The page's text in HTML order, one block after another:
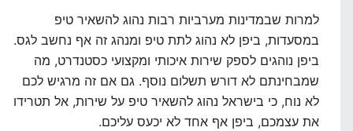
למרות שבמדינות מערביות רבות נהוג להשאיר טיפ
במסעדות, ביפן לא נהוג לתת טיפ ומנהג זה אף נחשב לגס.
ביפן נוהגים לספק שירות איכותי ומקצועי כסטנדרט, מה
שמבחינתם לא דורש תשלום נוסף. גם אם זה מרגיש לכם
לא נוח, כי בישראל נהוג להשאיר טיפ על שירות, אל תטרידו
את עצמכם, ביפן אף אחד לא יכעס עליכם.